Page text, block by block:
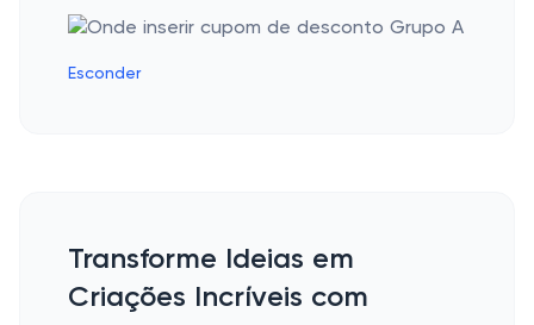
Esconder
Transforme Ideias em
Criações Incríveis com